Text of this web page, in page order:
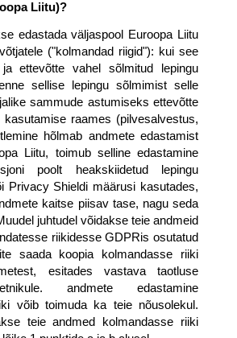
Liitu)?
edastada väljaspool Euroopa Liitu
("kolmandad riigid"): kui see
ettevõtte vahel sõlmitud lepingu
sellise lepingu sõlmimist selle
sammude astumiseks ettevõtte
kasutamise raames (pilvesalvestus,
hõlmab andmete edastamist
Liitu, toimub selline edastamine
poolt heakskiidetud lepingu
Privacy Shieldi määrusi kasutades,
kaitse piisav tase, nagu seda
juhtudel võidakse teie andmeid
riikidesse GDPRis osutatud
saada koopia kolmandasse riiki
esitades vastava taotluse
andmete edastamine
võib toimuda ka teie nõusolekul.
teie andmed kolmandasse riiki